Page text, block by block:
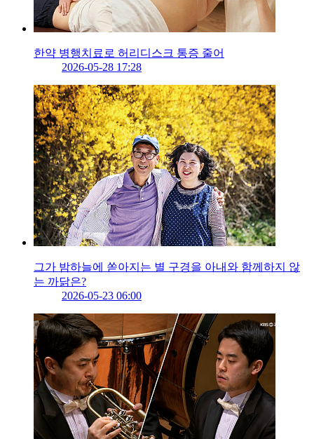
한약 병행치료로 허리디스크 통증 줄어
2026-05-28 17:28
그가 밤하늘에 쏟아지는 별 구경을 아내와 함께하지 않
는 까닭은?
2026-05-23 06:00